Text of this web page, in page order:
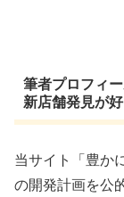
筆者プロフィ
新店舗発見が
当サイト「豊か
の開発計画を公